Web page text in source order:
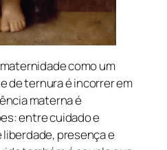
como um
de ternura é incorrer em
materna é
entre cuidado e
presença e